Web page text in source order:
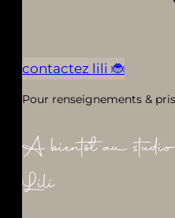
contactez lili 🐞
Pour renseignements &
A bientôt au studio
Lili